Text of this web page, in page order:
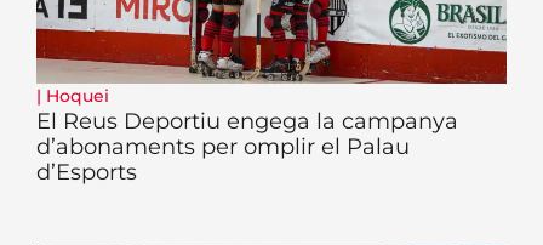
| Hoquei
El Reus Deportiu engega la campanya
d’abonaments per omplir el Palau
d’Esports